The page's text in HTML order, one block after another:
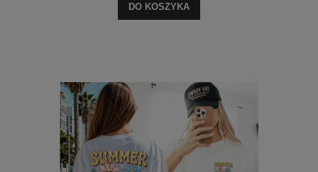
DO KOSZYKA